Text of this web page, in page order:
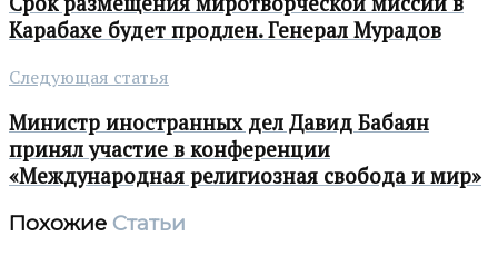
Карабахе будет продлен. Генерал Мурадов
Следующая статья
Министр иностранных дел Давид Бабаян
принял участие в конференции
«Международная религиозная свобода и мир»
Похожие Статьи